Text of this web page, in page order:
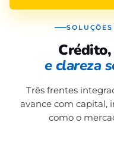
e clareza
Três frentes
avance com capital,
como o